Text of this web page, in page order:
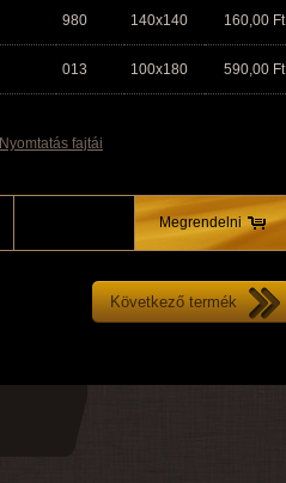
980 140x140 160,00 Ft
013 100x180 590,00 Ft
Nyomtatás fajtái
Megrendelni
Következő termék